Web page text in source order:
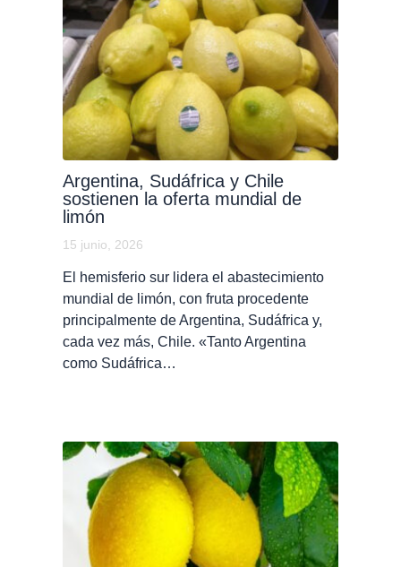
Argentina, Sudáfrica y Chile
sostienen la oferta mundial de
limón
15 junio, 2026
El hemisferio sur lidera el abastecimiento
mundial de limón, con fruta procedente
principalmente de Argentina, Sudáfrica y,
cada vez más, Chile. «Tanto Argentina
como Sudáfrica…